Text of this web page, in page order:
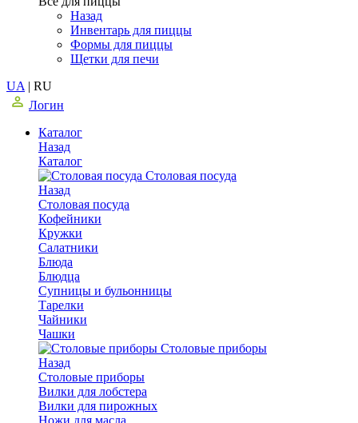
Назад
Инвентарь для пиццы
Формы для пиццы
Щетки для печи
UA | RU
Логин
Каталог
Назад
Каталог
Столовая посуда
Назад
Столовая посуда
Кофейники
Кружки
Салатники
Блюда
Блюдца
Супницы и бульонницы
Тарелки
Чайники
Чашки
Cтоловые приборы
Назад
Cтоловые приборы
Вилки для лобстера
Вилки для пирожных
Ножи для масла